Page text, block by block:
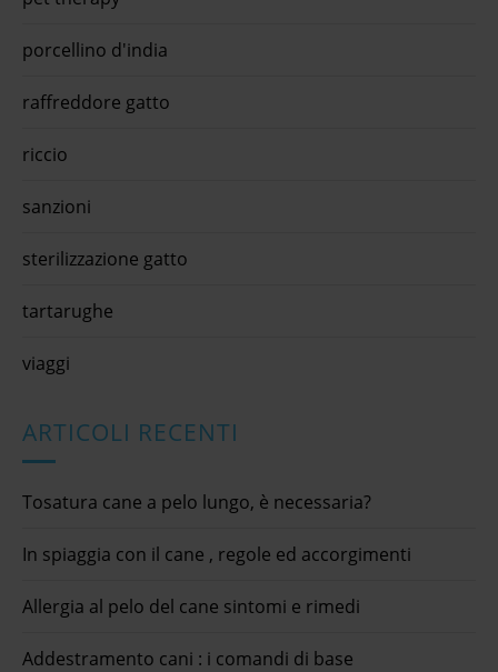
porcellino d'india
raffreddore gatto
riccio
sanzioni
sterilizzazione gatto
tartarughe
viaggi
ARTICOLI RECENTI
Tosatura cane a pelo lungo, è necessaria?
In spiaggia con il cane , regole ed accorgimenti
Allergia al pelo del cane sintomi e rimedi
Addestramento cani : i comandi di base